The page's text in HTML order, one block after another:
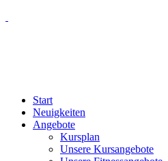
Start
Neuigkeiten
Angebote
Kursplan
Unsere Kursangebote